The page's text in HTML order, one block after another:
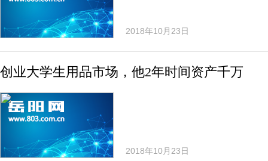
2018年10月23日
创业大学生用品市场，他2年时间资产千万
2018年10月23日